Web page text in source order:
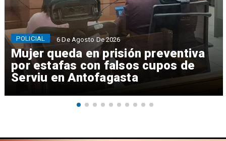
Mujer queda en prisión preventiva
por estafas con falsos cupos de
Serviu en Antofagasta
POLICIAL 6 De Agosto De 2026